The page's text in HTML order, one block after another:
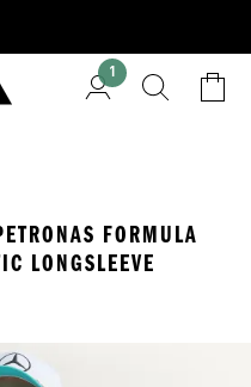
1
FORMULA
LONGSLEEVE